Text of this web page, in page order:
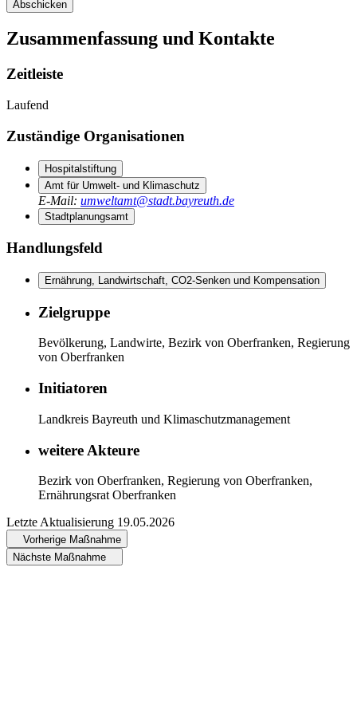
Abschicken
Zusammenfassung und Kontakte
Zeitleiste
Laufend
Zuständige Organisationen
Hospitalstiftung
Amt für Umwelt- und Klimaschutz
E-Mail: umweltamt@stadt.bayreuth.de
Stadtplanungsamt
Handlungsfeld
Ernährung, Landwirtschaft, CO2-Senken und Kompensation
Zielgruppe
Bevölkerung, Landwirte, Bezirk von Oberfranken, Regierung
von Oberfranken
Initiatoren
Landkreis Bayreuth und Klimaschutzmanagement
weitere Akteure
Bezirk von Oberfranken, Regierung von Oberfranken,
Ernährungsrat Oberfranken
Letzte Aktualisierung 19.05.2026
Vorherige Maßnahme
Nächste Maßnahme